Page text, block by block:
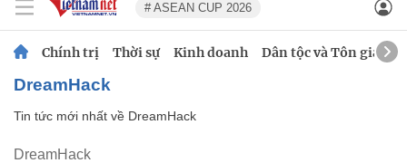
# ASEAN CUP 2026
Chính trị Thời sự Kinh doanh Dân tộc và Tôn giáo
DreamHack
Tin tức mới nhất về DreamHack
DreamHack